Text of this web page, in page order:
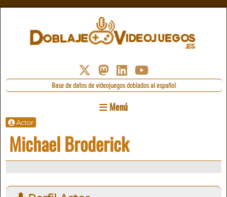
Base de datos de videojuegos doblados al español
Menú
Actor
Michael Broderick